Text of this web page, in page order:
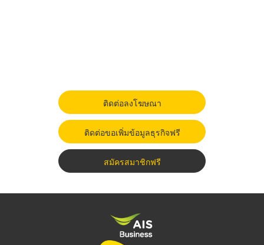
ติดต่อลงโฆษณา
ติดต่อขอเพิ่มข้อมูลธุรกิจฟรี
สมัครสมาชิกฟรี